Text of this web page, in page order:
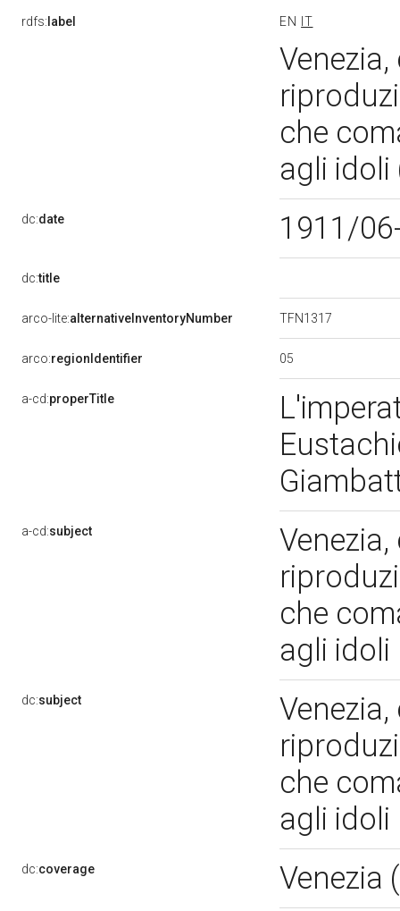
rdfs: label EN IT
che
agli idoli
dc:date 1911/
dc:title
arco-lite:alternativeInventoryNumber TFN1317
arco:regionIdentifier 05
a-cd:properTitle
a-cd:subject
che
agli idoli
dc:subject
che
agli idoli
dc:coverage Venezia